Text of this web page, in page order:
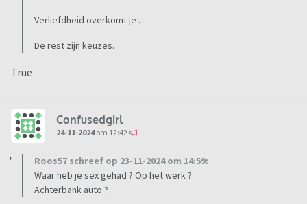
Verliefdheid overkomt je .
De rest zijn keuzes.
True
Confusedgirl
24-11-2024om 12:42
Roos57 schreef op 23-11-2024 om 14:59:
Waar heb je sex gehad ? Op het werk ?
Achterbank auto ?